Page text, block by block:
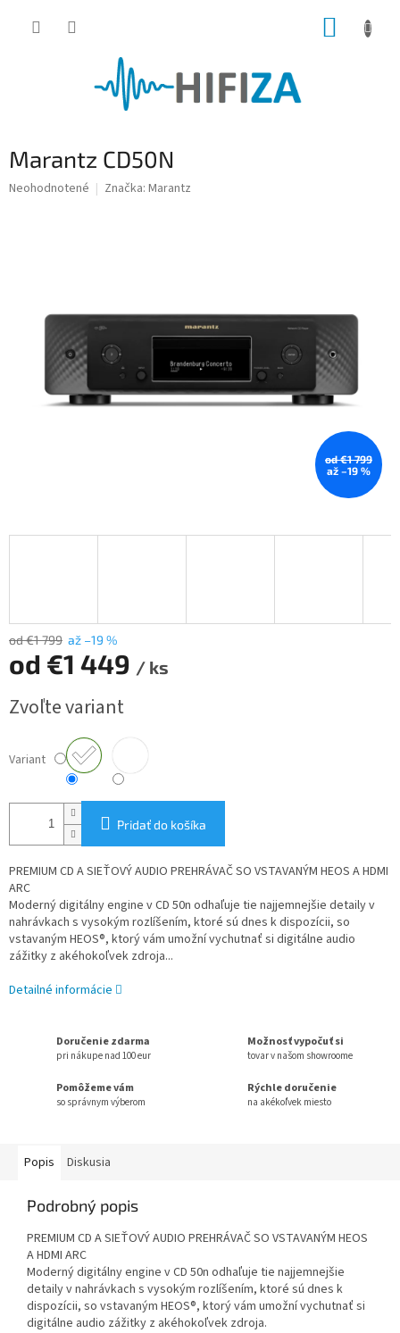
Marantz CD50N
Priemerné
Neohodnotené Značka: Marantz
od €1 799
až –19 %
od €1 799 až –19 %
od €1 449 / ks
cena:
Zvoľte variant
Variant
Pridať do košíka
PREMIUM CD A SIEŤOVÝ AUDIO PREHRÁVAČ SO VSTAVANÝM HEOS A HDMI
ARC
Moderný digitálny engine v CD 50n odhaľuje tie najjemnejšie detaily v
nahrávkach s vysokým rozlíšením, ktoré sú dnes k dispozícii, so
vstavaným HEOS®, ktorý vám umožní vychutnať si digitálne audio
zážitky z akéhokoľvek zdroja...
Detailné informácie
Doručenie zdarma
pri nákupe nad 100 eur
Možnosť vypočuť si
tovar v našom showroome
Pomôžeme vám
so správnym výberom
Rýchle doručenie
na akékoľvek miesto
Popis Diskusia
Podrobný popis
PREMIUM CD A SIEŤOVÝ AUDIO PREHRÁVAČ SO VSTAVANÝM HEOS
A HDMI ARC
Moderný digitálny engine v CD 50n odhaľuje tie najjemnejšie
detaily v nahrávkach s vysokým rozlíšením, ktoré sú dnes k
dispozícii, so vstavaným HEOS®, ktorý vám umožní vychutnať si
digitálne audio zážitky z akéhokoľvek zdroja.